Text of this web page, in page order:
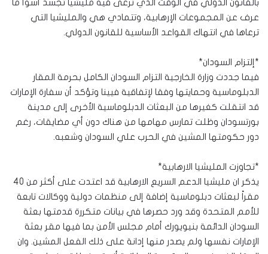
بالقانون الدولي في الوقت الذي ترعى فيه مليشيا تجسد أسوأ ما
عرف عن المجموعات الإرهابية، وتتمادي هي والمليشيا التي
ترعاها في انتهاك القواعد الأساسية للقانون الدولي.
*إلتزام السودان*
فيما جددت وزارة الخارجية التزام السودان الكامل بحرمة المقار
الدبلوماسية وحمايتها وفقا لإتفاقية فيينا وتؤكد أن سفارة الإمارات
قد انتقلت كغيرها من البعثات الدبلوماسية الأخرى إلى مدينة
بورتسودان وظلت تمارس مهامها من هناك دون أي مضايقات، رغم
دور حكومتها المشين في الحرب علي السودان وشعبه.
*تجاوزت المليشيا الارهابية*
يذكر ان مليشيا الدعم السريع الارهابية قد اعتدت على أكثر من 40
مقراً لبعثات دبلوماسية إضافة إلى منظمات دولية ووكالات تابعة
للأمم المتحدة وقد ورد حصرها في بيانات متكررة قدمتها بعثة
السودان الدائمة بنيويورك أمام مجلس الأمن بما فيها مقر بعثة
الإمارات نفسها ولم يصدر منها إدانة على ذلك الفعل المشين. وان